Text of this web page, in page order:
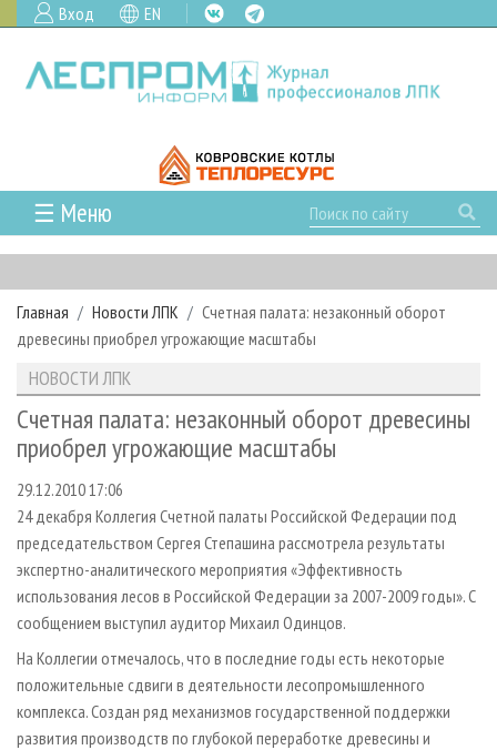
Вход EN
☰ Меню
ГЛАВНАЯ
РУБРИКИ И ТЕМЫ
РУБРИКИ ЖУРНАЛА
ЛЕСОЗАГОТОВКА
ЛЕСОПИЛЕНИЕ
СУШКА ДРЕВЕСИНЫ
ПРОИЗВОДСТВО ДРЕВЕСНЫХ ПЛИТ
ДЕРЕВЯННОЕ ДОМОСТРОЕНИЕ
ПРОИЗВОДСТВО МЕБЕЛИ
БИОЭНЕРГЕТИКА
ЦБП
ИНСТРУМЕНТ И МАТЕРИАЛЫ
НОВОСТИ
НОВОСТИ ЛПК
НОВОСТИ ЖУРНАЛА
ПРОЕКТЫ ЛПИ
АНАЛИТИКА
ПРЕДПРИЯТИЯ ЛПК
ПЕРСОНЫ
МОБИЛЬНЫЕ ВЫСТАВКИ
ОФИЦИАЛЬНЫЕ ДЕЛЕГАЦИИ
ПРИОРИТЕТНЫЕ ИНВЕСТПРОЕКТЫ
RUSSIAN FORESTRY REVIEW
ГАЗЕТА ЛЕСПРОМФОРУМ
БИБЛИОТЕКА СПЕЦИАЛИСТА
АРХИВ ЖУРНАЛОВ
О ЖУРНАЛЕ
ПОДПИСКА
КОНТАКТЫ
РЕКЛАМОДАТЕЛЯМ
РЕКЛАМА
РЕКЛАМА НА САЙТЕ
Главная Новости ЛПК
Счетная палата: незаконный оборот
древесины приобрел угрожающие масштабы
НОВОСТИ ЛПК
Счетная палата: незаконный оборот древесины
приобрел угрожающие масштабы
29.12.2010 17:06
24 декабря Коллегия Счетной палаты Российской Федерации под
председательством Сергея Степашина рассмотрела результаты
экспертно-аналитического мероприятия «Эффективность
использования лесов в Российской Федерации за 2007-2009 годы». С
сообщением выступил аудитор Михаил Одинцов.
На Коллегии отмечалось, что в последние годы есть некоторые
положительные сдвиги в деятельности лесопромышленного
комплекса. Создан ряд механизмов государственной поддержки
развития производств по глубокой переработке древесины и